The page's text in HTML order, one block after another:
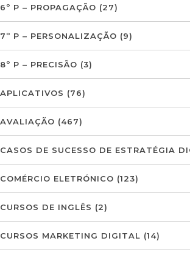
6º P – PROPAGAÇÃO (27)
7º P – PERSONALIZAÇÃO (9)
8º P – PRECISÃO (3)
APLICATIVOS (76)
AVALIAÇÃO (467)
CASOS DE SUCESSO DE ESTRATÉGIA
COMÉRCIO ELETRÓNICO (123)
CURSOS DE INGLÊS (2)
CURSOS MARKETING DIGITAL (14)